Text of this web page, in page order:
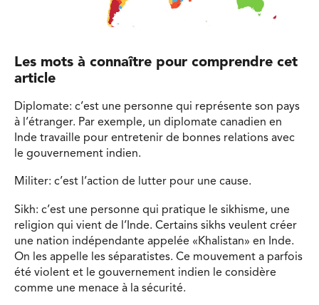
Les mots à connaître pour comprendre cet
article
Diplomate: c’est une personne qui représente son pays
à l’étranger. Par exemple, un diplomate canadien en
Inde travaille pour entretenir de bonnes relations avec
le gouvernement indien.
Militer: c’est l’action de lutter pour une cause.
Sikh: c’est une personne qui pratique le sikhisme, une
religion qui vient de l’Inde. Certains sikhs veulent créer
une nation indépendante appelée «Khalistan» en Inde.
On les appelle les séparatistes. Ce mouvement a parfois
été violent et le gouvernement indien le considère
comme une menace à la sécurité.